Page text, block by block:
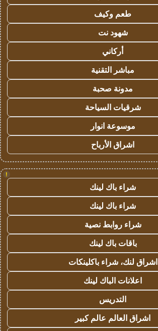
طعم وكيف
شهود نت
أركاني
مباشر التقنية
مدونة صحبة
شرقيات السياحة
موسوعة انوار
اشراق الأرباح
!
شراء باك لينك
شراء باك لينك
شراء روابط نصية
باقات باك لينك
اشراق لنك، شراء باكلينكات
اعلانات الباك لينك
التدريس
اشراق العالم عالم كبير